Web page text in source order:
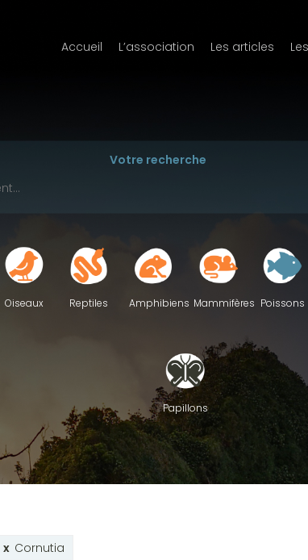
Accueil L’association Les articles
Votre recherche
Oiseaux Reptiles Amphibiens Mammifères Poissons
Papillons
Cornutia